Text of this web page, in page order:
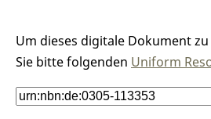
Um dieses digitale Dokument
Sie bitte folgenden Uniform